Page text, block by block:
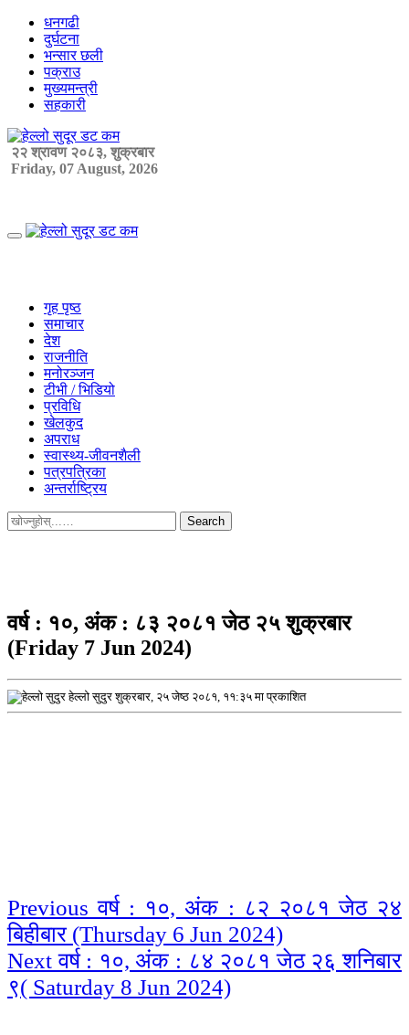
Skip
content
धनगढी
दुर्घटना
भन्सार छली
पक्राउ
मुख्यमन्त्री
सहकारी
२२ श्रावण २०८३, शुक्रबार
Friday, 07 August, 2026
Primary
गृह पृष्ठ
समाचार
देश
राजनीति
मनोरञ्जन
टीभी / भिडियो
प्रविधि
खेलकुद
अपराध
स्वास्थ्य-जीवनशैली
पत्रपत्रिका
अन्तर्राष्ट्रिय
Search
for:
वर्ष : १०, अंक : ८३ २०८१ जेठ २५ शुक्रबार
(Friday 7 Jun 2024)
हेल्लो सुदुर शुक्रबार, २५ जेष्ठ २०८१, ११:३५ मा प्रकाशित
Continue
Reading
Previous वर्ष : १०, अंक : ८२ २०८१ जेठ २४
बिहीबार (Thursday 6 Jun 2024)
Next वर्ष : १०, अंक : ८४ २०८१ जेठ २६ शनिबार
९( Saturday 8 Jun 2024)